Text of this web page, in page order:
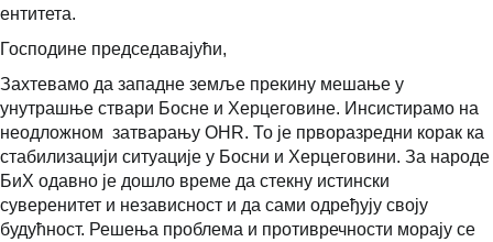
ентитета.
Господине председавајући,
Захтевамо да западне земље прекину мешање у
унутрашње ствари Босне и Херцеговине. Инсистирамо на
неодложном затварању OHR. То је прворазредни корак ка
стабилизацији ситуације у Босни и Херцеговини. За народе
БиХ одавно је дошло време да стекну истински
суверенитет и независност и да сами одређују своју
будућност. Решења проблема и противречности морају се